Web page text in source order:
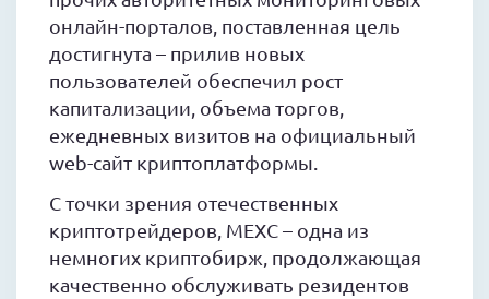
онлайн-порталов, поставленная цель
достигнута – прилив новых
пользователей обеспечил рост
капитализации, объема торгов,
ежедневных визитов на официальный
web-сайт криптоплатформы.
С точки зрения отечественных
криптотрейдеров, MEXC – одна из
немногих криптобирж, продолжающая
качественно обслуживать резидентов